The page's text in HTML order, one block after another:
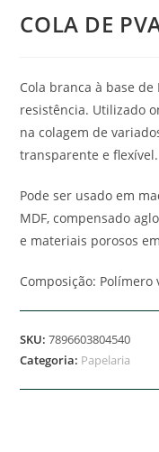
COLA DE
Cola branca à base
resistência. Utilizado
na colagem de
transparente e flexível.
Pode ser usado em
MDF, compensado
e materiais porosos
Composição:
SKU:7896603804540
Categoria: Papelaria